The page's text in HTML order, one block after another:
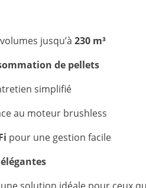
jusqu’à 230 m³
de pellets
simplifié
au moteur brushless
pour une gestion facile